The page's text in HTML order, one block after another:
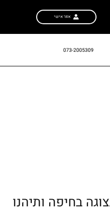
אזור אישי
073-2005309
בחיפה ותיהנו